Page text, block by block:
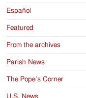
Español
Featured
From the archives
Parish News
The Pope’s Corner
U.S. News